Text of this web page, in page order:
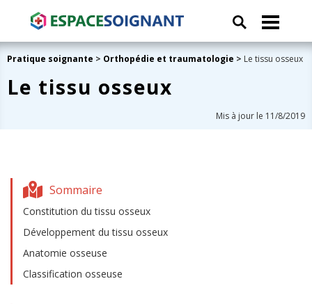
Pratique soignante > Orthopédie et traumatologie > Le tissu osseux
Le tissu osseux
Mis à jour le 11/8/2019
Sommaire
Constitution du tissu osseux
Développement du tissu osseux
Anatomie osseuse
Classification osseuse